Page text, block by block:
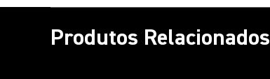
Produtos Relacionados